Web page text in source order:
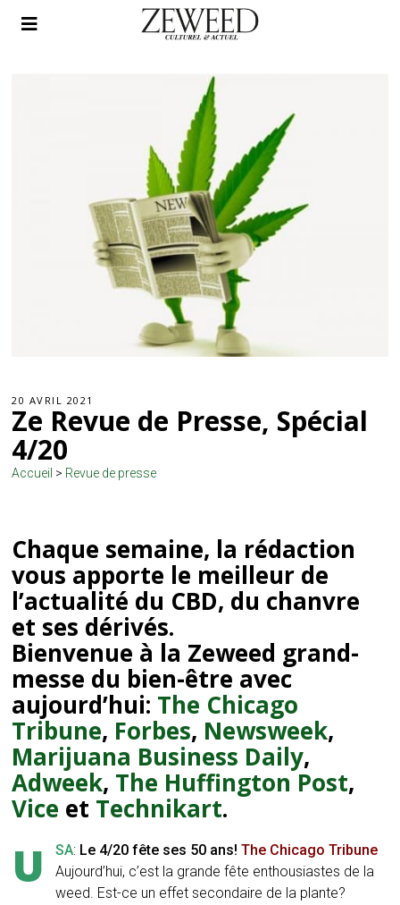
20 AVRIL 2021
Ze Revue de Presse, Spécial
4/20
Accueil > Revue de presse
Chaque semaine, la rédaction
vous apporte le meilleur de
l’actualité du CBD, du chanvre
et ses dérivés.
Bienvenue à la Zeweed grand-
messe du bien-être avec
aujourd’hui: The Chicago
Tribune, Forbes, Newsweek,
Marijuana Business Daily,
Adweek, The Huffington Post,
Vice et Technikart.
U SA: Le 4/20 fête ses 50 ans!The Chicago Tribune
Aujourd’hui, c’est la grande fête enthousiastes de la
weed. Est-ce un effet secondaire de la plante?